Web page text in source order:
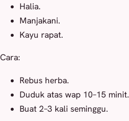
Halia.
Manjakani.
Kayu rapat.
Cara:
Rebus herba.
Duduk atas wap 10–15 minit.
Buat 2–3 kali seminggu.